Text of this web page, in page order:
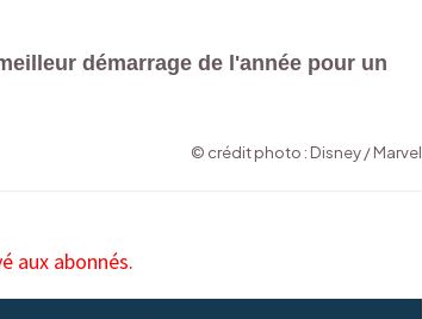
démarrage de l'année pour un
© crédit photo : Disney / Marvel
aux abonnés.